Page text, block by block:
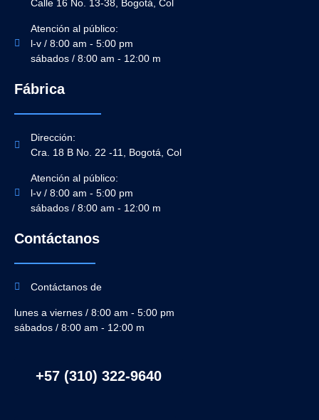
Calle 16 No. 13-38, Bogotá, Col
Atención al público:
l-v / 8:00 am - 5:00 pm
sábados / 8:00 am - 12:00 m
Fábrica
Dirección:
Cra. 18 B No. 22 -11, Bogotá, Col
Atención al público:
l-v / 8:00 am - 5:00 pm
sábados / 8:00 am - 12:00 m
Contáctanos
Contáctanos de
lunes a viernes / 8:00 am - 5:00 pm
sábados / 8:00 am - 12:00 m
+57 (310) 322-9640